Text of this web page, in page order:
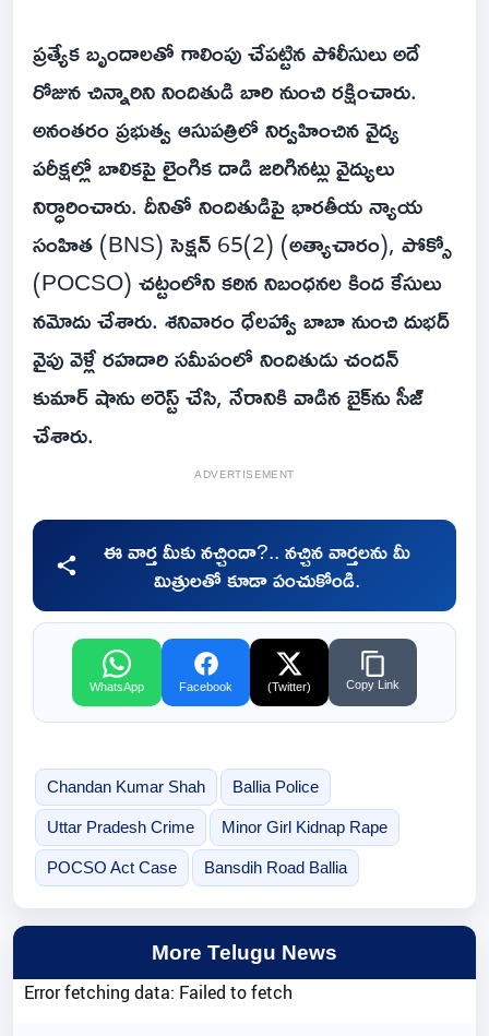
ప్రత్యేక బృందాలతో గాలింపు చేపట్టిన పోలీసులు అదే
రోజున చిన్నారిని నిందితుడి బారి నుంచి రక్షించారు.
అనంతరం ప్రభుత్వ ఆసుపత్రిలో నిర్వహించిన వైద్య
పరీక్షల్లో బాలికపై లైంగిక దాడి జరిగినట్లు వైద్యులు
నిర్ధారించారు. దీనితో నిందితుడిపై భారతీయ న్యాయ
సంహిత (BNS) సెక్షన్ 65(2) (అత్యాచారం), పోక్సో
(POCSO) చట్టంలోని కఠిన నిబంధనల కింద కేసులు
నమోదు చేశారు. శనివారం ధేలహ్వా బాబా నుంచి దుభద్
వైపు వెళ్లే రహదారి సమీపంలో నిందితుడు చందన్
కుమార్ షాను అరెస్ట్ చేసి, నేరానికి వాడిన బైక్‌ను సీజ్
చేశారు.
ADVERTISEMENT
ఈ వార్త మీకు నచ్చిందా?.. నచ్చిన వార్తలను మీ
మిత్రులతో కూడా పంచుకోండి.
WhatsApp Facebook (Twitter) Copy Link
Chandan Kumar Shah Ballia Police
Uttar Pradesh Crime Minor Girl Kidnap Rape
POCSO Act Case Bansdih Road Ballia
More Telugu News
Error fetching data: Failed to fetch